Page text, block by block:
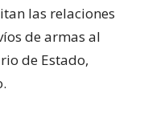
las relaciones
de armas al
de Estado,